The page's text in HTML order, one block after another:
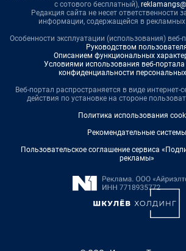
с сотового бесплатный),
Редакция сайта не несет ответственности
информации, содержащейся в рекламных
Особенности эксплуатации (использования) веб-
Руководством
Описанием функциональных
Условиями использования веб-портала
конфиденциальности
Веб-портал распространяется в виде интернет-
действия по установке на стороне
Политика использования
Рекомендательные системы
Пользовательское соглашение сервиса
рекламы»